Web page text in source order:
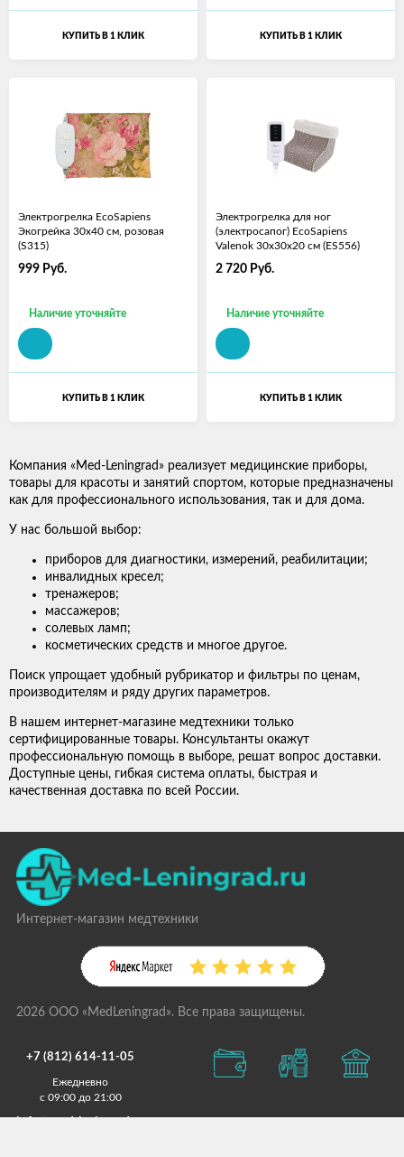
КУПИТЬ В 1 КЛИК КУПИТЬ В 1 КЛИК
Электрогрелка EcoSapiens
Экогрейка 30х40 см, розовая
(S315)
999 Руб.
Наличие уточняйте
КУПИТЬ В 1 КЛИК
Электрогрелка для ног
(электросапог) EcoSapiens
Valenok 30х30х20 см (ES556)
2 720 Руб.
Наличие уточняйте
КУПИТЬ В 1 КЛИК
Компания «Med-Leningrad» реализует медицинские приборы,
товары для красоты и занятий спортом, которые предназначены
как для профессионального использования, так и для дома.
У нас большой выбор:
приборов для диагностики, измерений, реабилитации;
инвалидных кресел;
тренажеров;
массажеров;
солевых ламп;
косметических средств и многое другое.
Поиск упрощает удобный рубрикатор и фильтры по ценам,
производителям и ряду других параметров.
В нашем интернет-магазине медтехники только
сертифицированные товары. Консультанты окажут
профессиональную помощь в выборе, решат вопрос доставки.
Доступные цены, гибкая система оплаты, быстрая и
качественная доставка по всей России.
Интернет-магазин медтехники
2026 ООО «MedLeningrad». Все права защищены.
+7 (812) 614-11-05
Ежедневно
с 09:00 до 21:00